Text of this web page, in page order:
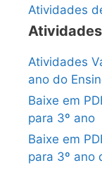
Atividades
Atividades
ano do
Baixe em
para 3º ano
Baixe em
para 3º ano